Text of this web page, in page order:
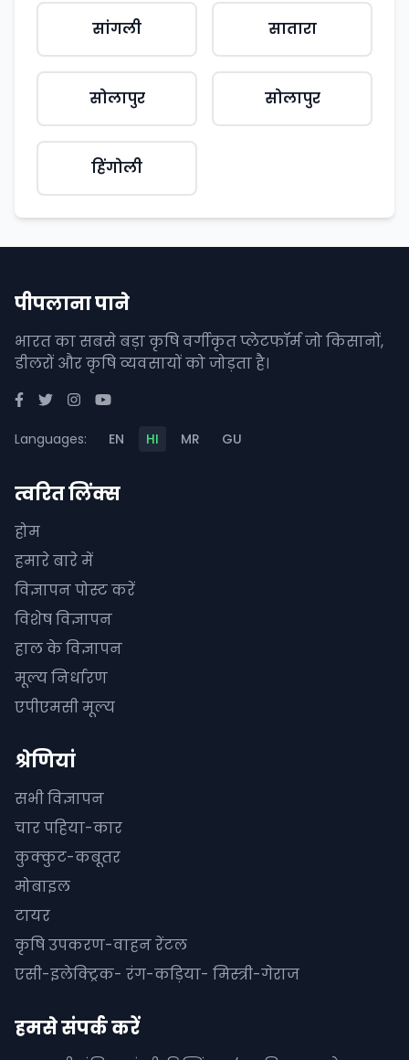
सांगली सातारा
सोलापुर सोलापुर
हिंगोली
पीपलाना पाने
भारत का सबसे बड़ा कृषि वर्गीकृत प्लेटफॉर्म जो किसानों,
डीलरों और कृषि व्यवसायों को जोड़ता है।
Languages: EN HI MR GU
त्वरित लिंक्स
होम
हमारे बारे में
विज्ञापन पोस्ट करें
विशेष विज्ञापन
हाल के विज्ञापन
मूल्य निर्धारण
एपीएमसी मूल्य
श्रेणियां
सभी विज्ञापन
चार पहिया-कार
कुक्कुट-कबूतर
मोबाइल
टायर
कृषि उपकरण-वाहन रेंटल
एसी-इलेक्ट्रिक- रंग-कड़िया- मिस्त्री-गेराज
हमसे संपर्क करें